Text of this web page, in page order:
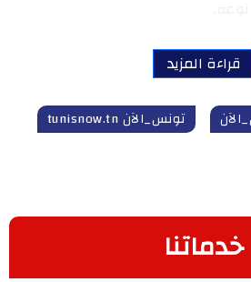
قراءة المزيد
تونس_الآن tunisnow.tn
خدماتنا